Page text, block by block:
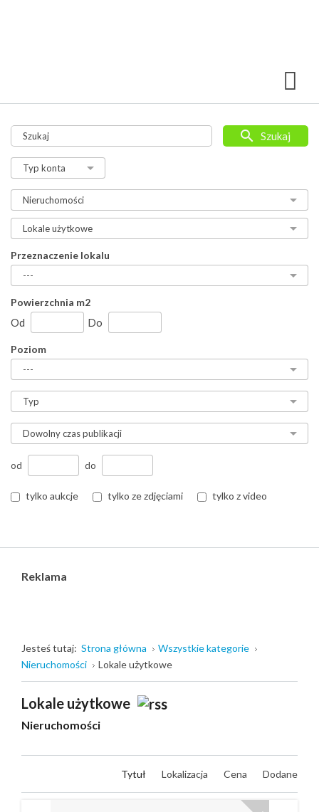
Przeznaczenie lokalu
Powierzchnia m2
Od Do
Poziom
od do
tylko aukcje tylko ze zdjęciami tylko z video
Szukaj
Reklama
Jesteś tutaj: Strona główna
Wszystkie kategorie
Nieruchomości
Lokale użytkowe
Lokale użytkowe
Nieruchomości
Tytuł Lokalizacja Cena Dodane